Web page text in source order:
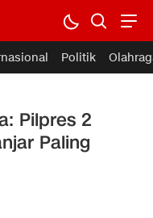
Politik
Pilpres 2
Paling